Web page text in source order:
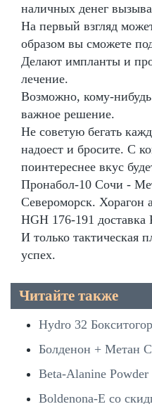
наличных денег
На первый взгляд
образом вы сможете
Делают импланты и
лечение.
Возможно, кому-
важное решение.
Не советую бегать
надоест и бросите. С
поинтереснее вкус
Пронабол-10 Сочи -
Североморск. Хорагон
HGH 176-191 доставка
И только тактическая
успех.
Читайте также
Hydro 32
Болденон + Метан
Beta-Alanine Powder
Boldenona-E со